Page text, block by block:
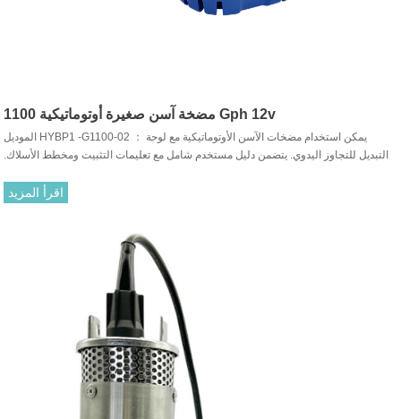
مضخة آسن صغيرة أوتوماتيكية 1100 Gph 12v
الموديل HYBP1 -G1100-02 ： يمكن استخدام مضخات الآسن الأوتوماتيكية مع لوحة
التبديل للتجاوز اليدوي. يتضمن دليل مستخدم شامل مع تعليمات التثبيت ومخطط الأسلاك.
اقرأ المزيد